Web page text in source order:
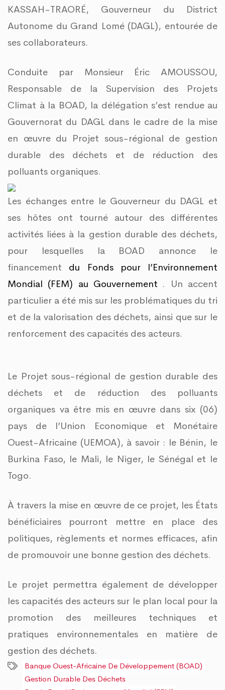
KASSAH-TRAORÉ, Gouverneur du District
Autonome du Grand Lomé (DAGL), entourée de
ses collaborateurs.
Conduite par Monsieur Éric AMOUSSOU,
Responsable de la Supervision des Projets
Climat à la BOAD, la délégation s’est rendue au
Gouvernorat du DAGL dans le cadre de la mise
en œuvre du Projet sous-régional de gestion
durable des déchets et de réduction des
polluants organiques.
Les échanges entre le Gouverneur du DAGL et
ses hôtes ont tourné autour des différentes
activités liées à la gestion durable des déchets,
pour lesquelles la BOAD annonce le
financement du Fonds pour l’Environnement
Mondial (FEM) au Gouvernement . Un accent
particulier a été mis sur les problématiques du tri
et de la valorisation des déchets, ainsi que sur le
renforcement des capacités des acteurs.
Le Projet sous-régional de gestion durable des
déchets et de réduction des polluants
organiques va être mis en œuvre dans six (06)
pays de l’Union Economique et Monétaire
Ouest-Africaine (UEMOA), à savoir : le Bénin, le
Burkina Faso, le Mali, le Niger, le Sénégal et le
Togo.
À travers la mise en œuvre de ce projet, les États
bénéficiaires pourront mettre en place des
politiques, règlements et normes efficaces, afin
de promouvoir une bonne gestion des déchets.
Le projet permettra également de développer
les capacités des acteurs sur le plan local pour la
promotion des meilleures techniques et
pratiques environnementales en matière de
gestion des déchets.
Banque Ouest-Africaine De Développement (BOAD)
Gestion Durable Des Déchets